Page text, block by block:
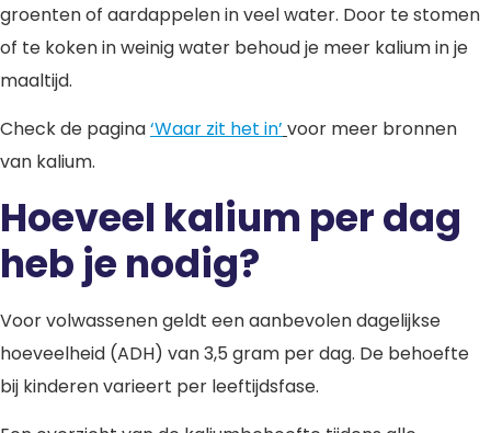
groenten of aardappelen in veel water. Door te stomen
of te koken in weinig water behoud je meer kalium in je
maaltijd.
Check de pagina‘Waar zit het in’ voor meer bronnen
van kalium.
Hoeveel kalium per dag
heb je nodig?
Voor volwassenen geldt een aanbevolen dagelijkse
hoeveelheid (ADH) van 3,5 gram per dag. De behoefte
bij kinderen varieert per leeftijdsfase.